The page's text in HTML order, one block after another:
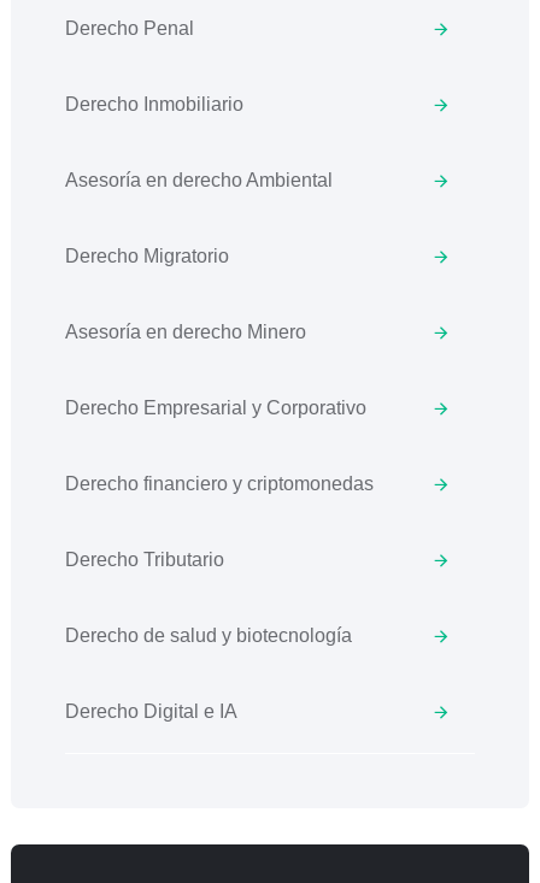
Derecho Penal
Derecho Inmobiliario
Asesoría en derecho Ambiental
Derecho Migratorio
Asesoría en derecho Minero
Derecho Empresarial y Corporativo
Derecho financiero y criptomonedas
Derecho Tributario
Derecho de salud y biotecnología
Derecho Digital e IA